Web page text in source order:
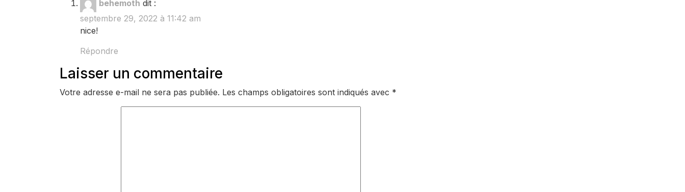
St
l’articlebehemoth dit :
septembre 29, 2022 à 11:42 am
nice!
Répondre
Laisser un commentaire
Votre adresse e-mail ne sera pas publiée. Les champs obligatoires sont indiqués avec *